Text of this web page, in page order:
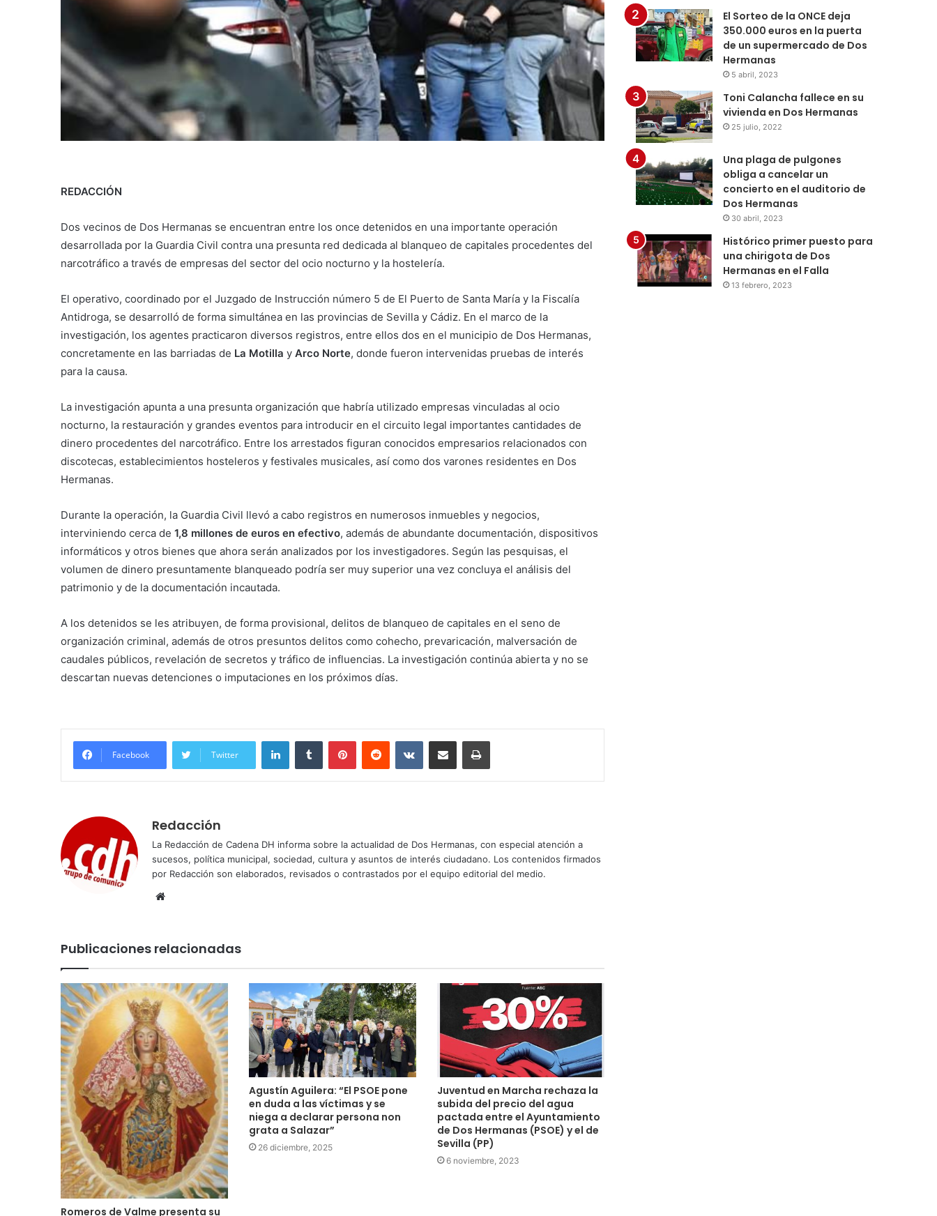
REDACCIÓN
Dos vecinos de Dos Hermanas se encuentran entre los once detenidos en una importante operación
desarrollada por la Guardia Civil contra una presunta red dedicada al blanqueo de capitales procedentes del
narcotráfico a través de empresas del sector del ocio nocturno y la hostelería.
El operativo, coordinado por el Juzgado de Instrucción número 5 de El Puerto de Santa María y la Fiscalía
Antidroga, se desarrolló de forma simultánea en las provincias de Sevilla y Cádiz. En el marco de la
investigación, los agentes practicaron diversos registros, entre ellos dos en el municipio de Dos Hermanas,
concretamente en las barriadas de La Motilla y Arco Norte, donde fueron intervenidas pruebas de interés
para la causa.
La investigación apunta a una presunta organización que habría utilizado empresas vinculadas al ocio
nocturno, la restauración y grandes eventos para introducir en el circuito legal importantes cantidades de
dinero procedentes del narcotráfico. Entre los arrestados figuran conocidos empresarios relacionados con
discotecas, establecimientos hosteleros y festivales musicales, así como dos varones residentes en Dos
Hermanas.
Durante la operación, la Guardia Civil llevó a cabo registros en numerosos inmuebles y negocios,
interviniendo cerca de 1,8 millones de euros en efectivo, además de abundante documentación, dispositivos
informáticos y otros bienes que ahora serán analizados por los investigadores. Según las pesquisas, el
volumen de dinero presuntamente blanqueado podría ser muy superior una vez concluya el análisis del
patrimonio y de la documentación incautada.
A los detenidos se les atribuyen, de forma provisional, delitos de blanqueo de capitales en el seno de
organización criminal, además de otros presuntos delitos como cohecho, prevaricación, malversación de
caudales públicos, revelación de secretos y tráfico de influencias. La investigación continúa abierta y no se
descartan nuevas detenciones o imputaciones en los próximos días.
Facebook Twitter
LinkedInTumblr PinterestReddit VKontakteCompartir por correo electrónicoImprimir
Redacción
La Redacción de Cadena DH informa sobre la actualidad de Dos Hermanas, con especial atención a
sucesos, política municipal, sociedad, cultura y asuntos de interés ciudadano. Los contenidos firmados
por Redacción son elaborados, revisados o contrastados por el equipo editorial del medio.
Sitio
Publicaciones relacionadas
Romeros de Valme presenta su
Agustín Aguilera: “El PSOE pone
en duda a las víctimas y se
niega a declarar persona non
grata a Salazar”
26 diciembre, 2025
Juventud en Marcha rechaza la
subida del precio del agua
pactada entre el Ayuntamiento
de Dos Hermanas (PSOE) y el de
Sevilla (PP)
6 noviembre, 2023
El Sorteo de la ONCE deja
350.000 euros en la puerta
de un supermercado de Dos
Hermanas
5 abril, 2023
Toni Calancha fallece en su
vivienda en Dos Hermanas
25 julio, 2022
Una plaga de pulgones
obliga a cancelar un
concierto en el auditorio de
Dos Hermanas
30 abril, 2023
Histórico primer puesto para
una chirigota de Dos
Hermanas en el Falla
13 febrero, 2023